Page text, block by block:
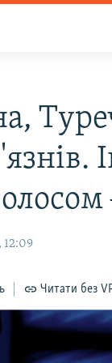
12:09
Читати без